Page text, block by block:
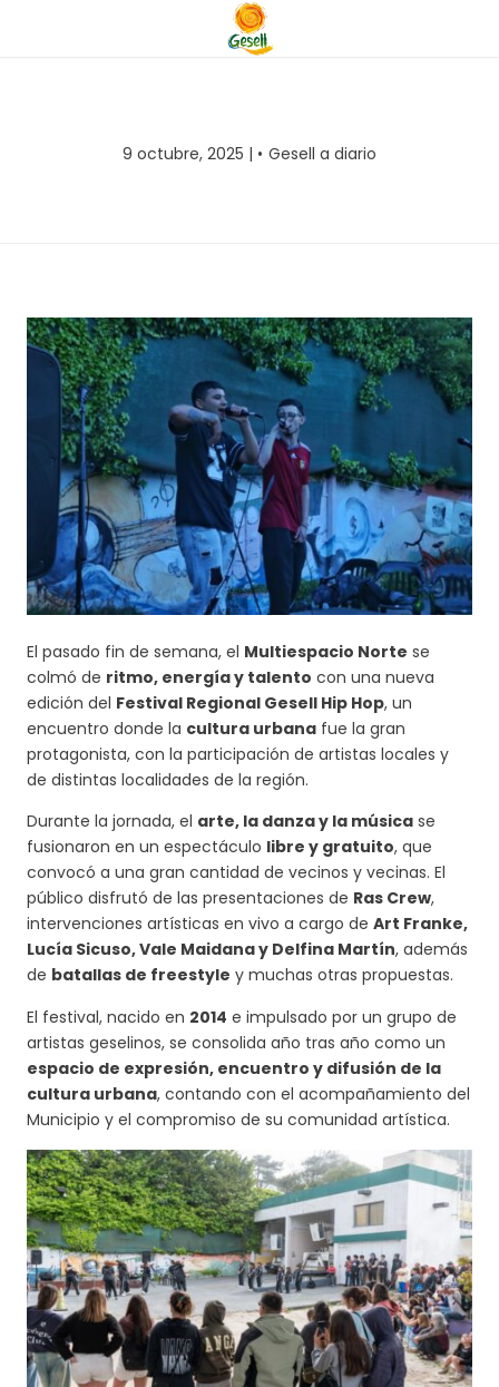
9 octubre, 2025 | Gesell a diario
El pasado fin de semana, el Multiespacio Norte se
colmó de ritmo, energía y talento con una nueva
edición del Festival Regional Gesell Hip Hop, un
encuentro donde la cultura urbana fue la gran
protagonista, con la participación de artistas locales y
de distintas localidades de la región.
Durante la jornada, el arte, la danza y la música se
fusionaron en un espectáculo libre y gratuito, que
convocó a una gran cantidad de vecinos y vecinas. El
público disfrutó de las presentaciones de Ras Crew,
intervenciones artísticas en vivo a cargo de Art Franke,
Lucía Sicuso, Vale Maidana y Delfina Martín, además
de batallas de freestyle y muchas otras propuestas.
El festival, nacido en 2014 e impulsado por un grupo de
artistas geselinos, se consolida año tras año como un
espacio de expresión, encuentro y difusión de la
cultura urbana, contando con el acompañamiento del
Municipio y el compromiso de su comunidad artística.